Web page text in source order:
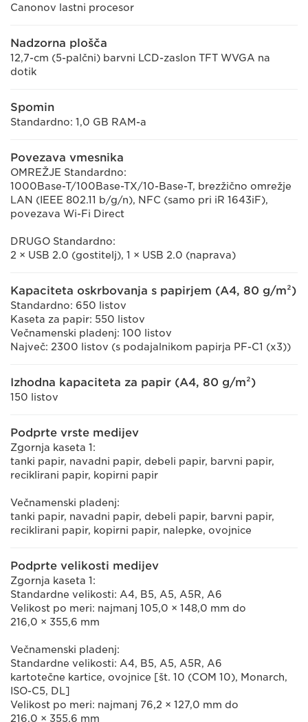
Canonov lastni procesor
Nadzorna plošča
12,7-cm (5-palčni) barvni LCD-zaslon TFT WVGA na
dotik
Spomin
Standardno: 1,0 GB RAM-a
Povezava vmesnika
OMREŽJE Standardno:
1000Base-T/100Base-TX/10-Base-T, brezžično omrežje
LAN (IEEE 802.11 b/g/n), NFC (samo pri iR 1643iF),
povezava Wi-Fi Direct
DRUGO Standardno:
2 × USB 2.0 (gostitelj), 1 × USB 2.0 (naprava)
Kapaciteta oskrbovanja s papirjem (A4, 80 g/m²)
Standardno: 650 listov
Kaseta za papir: 550 listov
Večnamenski pladenj: 100 listov
Največ: 2300 listov (s podajalnikom papirja PF-C1 (x3))
Izhodna kapaciteta za papir (A4, 80 g/m²)
150 listov
Podprte vrste medijev
Zgornja kaseta 1:
tanki papir, navadni papir, debeli papir, barvni papir,
reciklirani papir, kopirni papir
Večnamenski pladenj:
tanki papir, navadni papir, debeli papir, barvni papir,
reciklirani papir, kopirni papir, nalepke, ovojnice
Podprte velikosti medijev
Zgornja kaseta 1:
Standardne velikosti: A4, B5, A5, A5R, A6
Velikost po meri: najmanj 105,0 × 148,0 mm do
216,0 × 355,6 mm
Večnamenski pladenj:
Standardne velikosti: A4, B5, A5, A5R, A6
kartotečne kartice, ovojnice [št. 10 (COM 10), Monarch,
ISO-C5, DL]
Velikost po meri: najmanj 76,2 × 127,0 mm do
216,0 × 355,6 mm